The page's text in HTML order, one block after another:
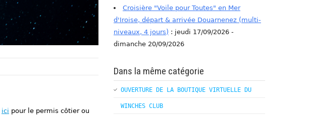
ici pour le permis côtier ou
Croisière "Voile pour Toutes" en Mer
d'Iroise, départ & arrivée Douarnenez (multi-
niveaux, 4 jours) : jeudi 17/09/2026 -
dimanche 20/09/2026
Dans la même catégorie
OUVERTURE DE LA BOUTIQUE VIRTUELLE DU
WINCHES CLUB